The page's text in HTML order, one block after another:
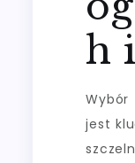
h
jest